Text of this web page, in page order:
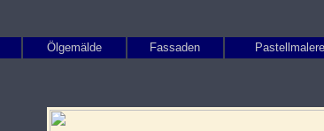
Ölgemälde Fassaden